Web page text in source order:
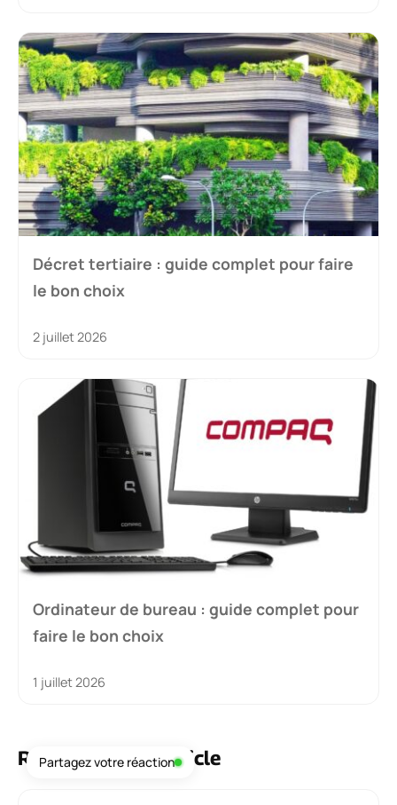
Décret tertiaire : guide complet pour faire
le bon choix
2 juillet 2026
Ordinateur de bureau : guide complet pour
faire le bon choix
1 juillet 2026
Réagissez à cet article
Partagez votre réaction